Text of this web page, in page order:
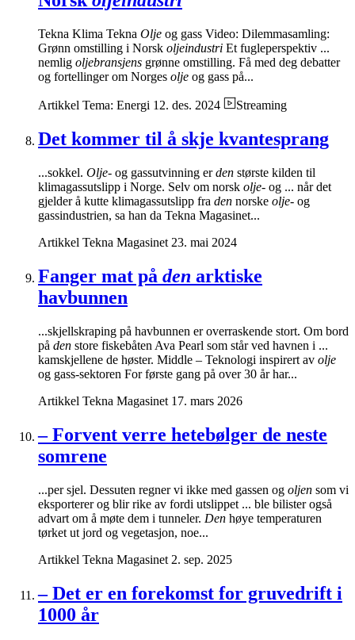
Tekna Klima Tekna Olje og gass Video: Dilemmasamling:
Grønn omstilling i Norsk oljeindustri Et fugleperspektiv ...
nemlig oljebransjens grønne omstilling. Få med deg debatter
og fortellinger om Norges olje og gass på...
Artikkel Tema: Energi 12. des. 2024 Streaming
Det kommer til å skje kvantesprang
...sokkel. Olje- og gassutvinning erden største kilden til
klimagassutslipp i Norge. Selv om norsk olje- og ... når det
gjelder å kutte klimagassutslipp fra den norske olje- og
gassindustrien, sa han da Tekna Magasinet...
Artikkel Tekna Magasinet 23. mai 2024
Fanger mat på den arktiske
havbunnen
...skjellskraping på havbunnen er overraskende stort. Om bord
på den store fiskebåten Ava Pearl som står ved havnen i ...
kamskjellene de høster. Middle – Teknologi inspirert av olje
og gass-sektoren For første gang på over 30 år har...
Artikkel Tekna Magasinet 17. mars 2026
– Forvent verre hetebølger de neste
somrene
...per sjel. Dessuten regner vi ikke med gassen og oljen som vi
eksporterer og blir rike av fordi utslippet ... ble bilister også
advart om å møte dem i tunneler. Den høye temperaturen
tørket ut jord og vegetasjon, noe...
Artikkel Tekna Magasinet 2. sep. 2025
– Det er en forekomst for gruvedrift i
1000 år